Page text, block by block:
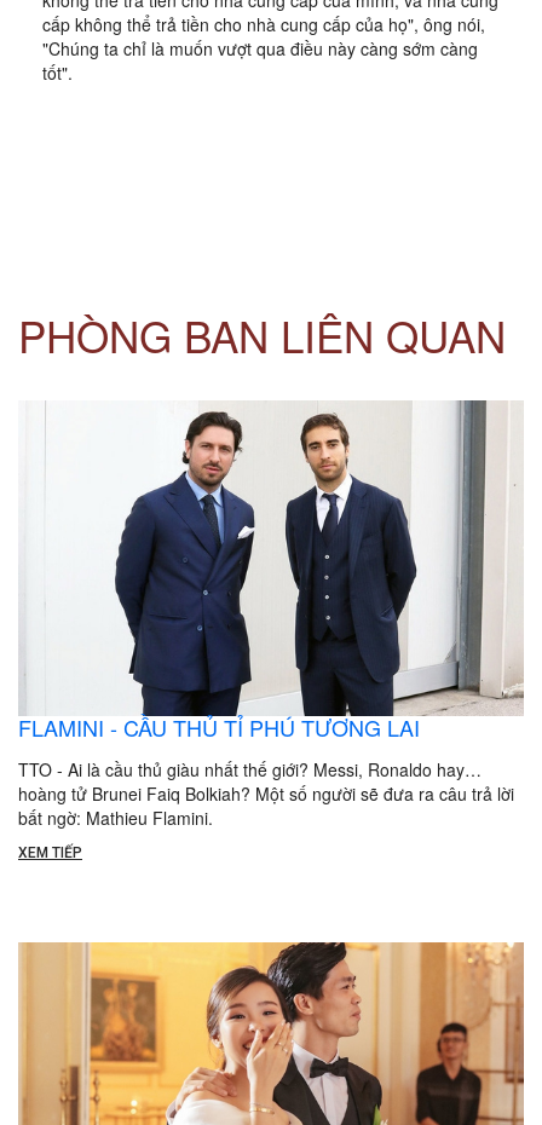
cấp không thể trả tiền cho nhà cung cấp của họ", ông nói,
"Chúng ta chỉ là muốn vượt qua điều này càng sớm càng
tốt".
PHÒNG BAN LIÊN QUAN
FLAMINI - CẦU THỦ TỈ PHÚ TƯƠNG LAI
TTO - Ai là cầu thủ giàu nhất thế giới? Messi, Ronaldo hay…
hoàng tử Brunei Faiq Bolkiah? Một số người sẽ đưa ra câu trả lời
bất ngờ: Mathieu Flamini.
XEM TIẾP